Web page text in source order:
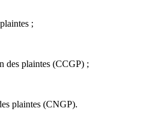
;
des plaintes (CCGP) ;
plaintes (CNGP).